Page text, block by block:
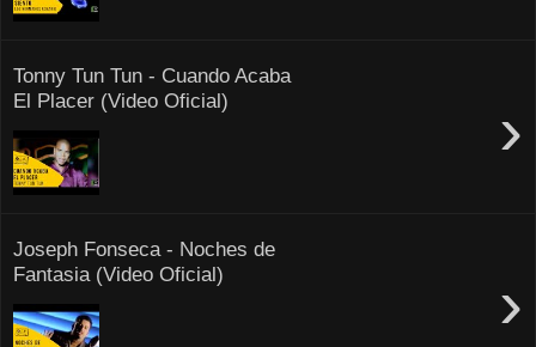
Tonny Tun Tun - Cuando Acaba
El Placer (Video Oficial)
›
Joseph Fonseca - Noches de
Fantasia (Video Oficial)
›